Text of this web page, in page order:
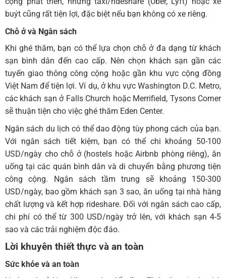
buýt cũng rất tiện lợi, đặc biệt nếu bạn không có xe riêng.
Chỗ ở và Ngân sách
Khi ghé thăm, bạn có thể lựa chọn chỗ ở đa dạng từ khách
sạn bình dân đến cao cấp. Nên chọn khách sạn gần các
tuyến giao thông công cộng hoặc gần khu vực cộng đồng
Việt Nam để tiện lợi. Ví dụ, ở khu vực Washington D.C. Metro,
các khách sạn ở Falls Church hoặc Merrifield, Tysons Corner
sẽ thuận tiện cho việc ghé thăm Eden Center.
Ngân sách du lịch có thể dao động tùy phong cách của bạn.
Với ngân sách tiết kiệm, bạn có thể chi khoảng 50-100
USD/ngày cho chỗ ở (hostels hoặc Airbnb phòng riêng), ăn
uống tại các quán bình dân và di chuyển bằng phương tiện
công cộng. Ngân sách tầm trung sẽ khoảng 150-300
USD/ngày, bao gồm khách sạn 3 sao, ăn uống tại nhà hàng
chất lượng và kết hợp rideshare. Đối với ngân sách cao cấp,
chi phí có thể từ 300 USD/ngày trở lên, với khách sạn 4-5
sao và các trải nghiệm độc đáo.
Lời khuyên thiết thực và an toàn
Sức khỏe và an toàn